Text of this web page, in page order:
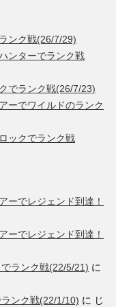
ンク戦(26/7/29)
ンターでランク戦
でランク戦(26/7/23)
ーでワイルドのランク
ックでランク戦
ーでレジェンド到達！
ーでレジェンド到達！
ランク戦(22/5/21) に
ランク戦(22/1/10) に じ